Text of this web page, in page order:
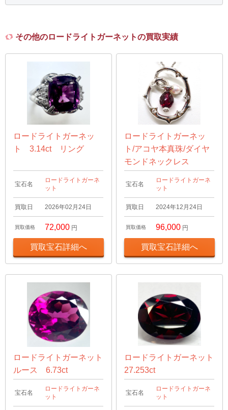
その他のロードライトガーネットの買取実績
ロードライトガーネッ
ト 3.14ct リング
宝石名
ロードライトガーネ
ット
買取日 2026年02月24日
買取価格 72,000 円
買取宝石詳細へ
ロードライトガーネッ
ト/アコヤ本真珠/ダイヤ
モンドネックレス
宝石名
ロードライトガーネ
ット
買取日 2024年12月24日
買取価格 96,000 円
買取宝石詳細へ
ロードライトガーネット
ルース 6.73ct
宝石名
ロードライトガーネ
ット
ロードライトガーネット
27.253ct
宝石名
ロードライトガーネ
ット